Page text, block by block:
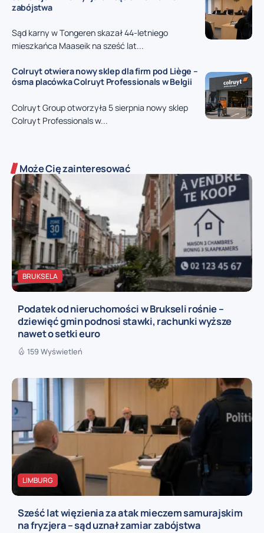
zabójstwa
Sąd karny w Tongeren skazał 44-letniego
mieszkańca Maaseik na sześć lat...
Colruyt otwiera nowy sklep dla firm pod Liège –
ósma placówka Colruyt Professionals w Belgii
Colruyt Group otworzyła 5 sierpnia nowy sklep
Colruyt Professionals w...
Może Cię zainteresować
BRUKSELA
Podatek od nieruchomości w Brukseli rośnie –
dziewięć gmin podnosi stawki, rachunki wyższe
nawet o setki euro
159 Wyświetleń
LIMBURG
Sześć lat więzienia za atak mieczem samurajskim
na fryzjera – sąd uznał zamiar zabójstwa